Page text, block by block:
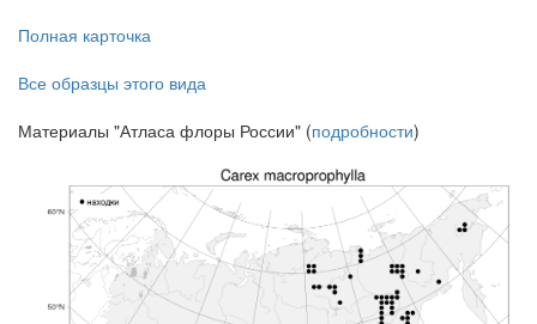
Полная карточка
Все образцы этого вида
Материалы "Атласа флоры России" (подробности)